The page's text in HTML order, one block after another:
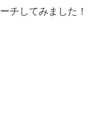
チしてみました！